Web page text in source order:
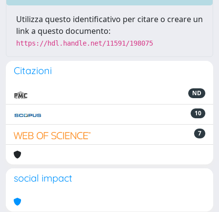
Utilizza questo identificativo per citare o creare un
link a questo documento:
https://hdl.handle.net/11591/198075
Citazioni
ND
10
7
social impact